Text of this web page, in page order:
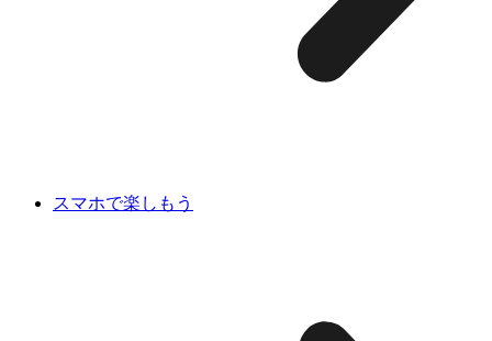
スマホで楽しもう